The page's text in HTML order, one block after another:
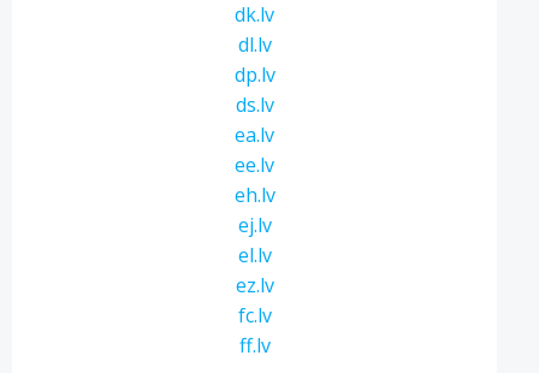
dk.lv
dl.lv
dp.lv
ds.lv
ea.lv
ee.lv
eh.lv
ej.lv
el.lv
ez.lv
fc.lv
ff.lv